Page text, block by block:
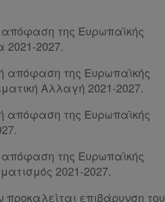
απόφαση της Ευρωπαϊκής
2021-2027.
απόφαση της Ευρωπαϊκής
Αλλαγή 2021-2027.
απόφαση της Ευρωπαϊκής
απόφαση της Ευρωπαϊκής
2021-2027.
επιβάρυνση του